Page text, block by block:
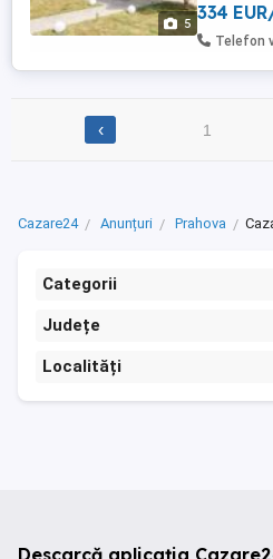
5
din
duble
334
Telefon
‹ 1
Cazare24 Anunțuri Prahova
Categorii
Județe
Localități